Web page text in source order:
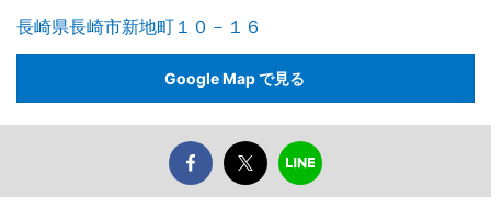
長崎県長崎市新地町１０－１６
Google Map で見る